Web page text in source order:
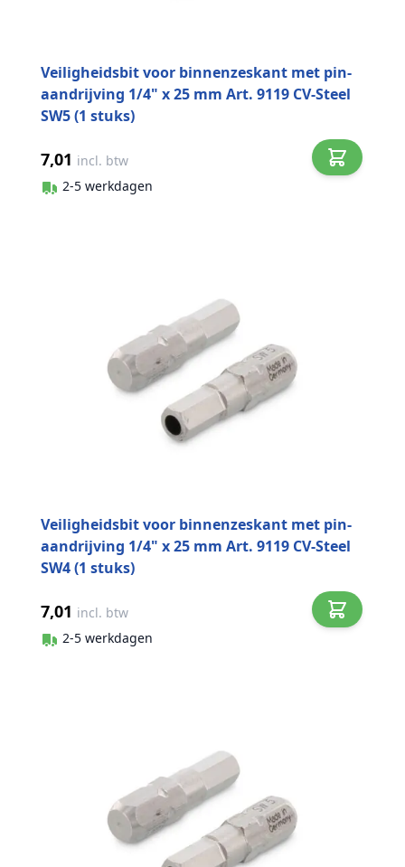
Veiligheidsbit voor binnenzeskant met pin-
aandrijving 1/4" x 25 mm Art. 9119 CV-Steel
SW5 (1 stuks)
7,01 incl. btw
2-5 werkdagen
Veiligheidsbit voor binnenzeskant met pin-
aandrijving 1/4" x 25 mm Art. 9119 CV-Steel
SW4 (1 stuks)
7,01 incl. btw
2-5 werkdagen